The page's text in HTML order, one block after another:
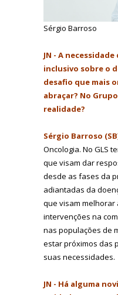
Sérgio Barroso
JN - A
inclusivo sobre o
desafio que mais
abraçar? No
realidade?
Sérgio Barroso
Oncologia. No GLS
que visam dar
desde as fases da
adiantadas da
que visam melhorar
intervenções na
nas populações de
estar próximos das
suas necessidades.
JN - Há alguma